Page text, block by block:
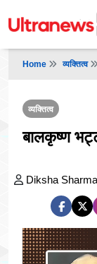
Home व्यक्तित्व
व्यक्तित्व
बालकृष्ण
Diksha Sharma